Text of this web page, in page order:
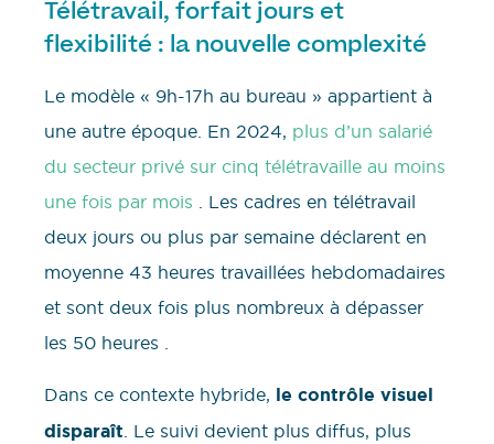
Télétravail, forfait jours et
flexibilité : la nouvelle complexité
Le modèle « 9h-17h au bureau » appartient à
une autre époque. En 2024, plus d’un salarié
du secteur privé sur cinq télétravaille au moins
une fois par mois . Les cadres en télétravail
deux jours ou plus par semaine déclarent en
moyenne 43 heures travaillées hebdomadaires
et sont deux fois plus nombreux à dépasser
les 50 heures .
Dans ce contexte hybride, le contrôle visuel
disparaît . Le suivi devient plus diffus, plus